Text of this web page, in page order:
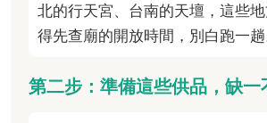
北的行天宮、台南的天壇，這些
得先查廟的開放時間，別白跑一趟
第二步：準備這些供品，缺一